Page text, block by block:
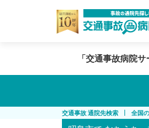
「交通事故病院
交通事故 通院先検索 全国